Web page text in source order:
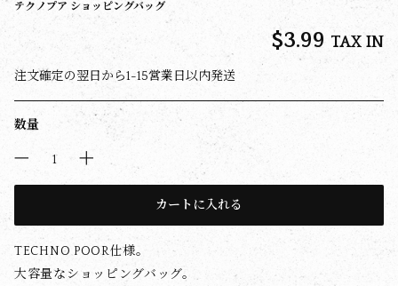
テクノプア ショッピングバッグ
$‌3.99 TAX IN
注文確定の翌日から1-15営業日以内発送
数量
カートに入れる
TECHNO POOR仕様。
大容量なショッピングバッグ。